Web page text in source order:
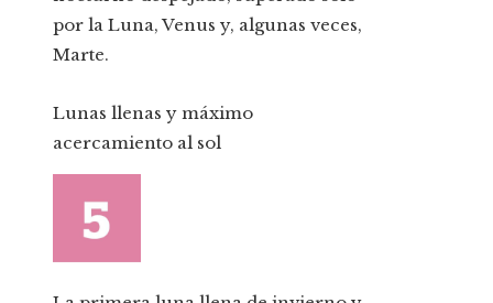
por la Luna, Venus y, algunas veces,
Marte.
Lunas llenas y máximo
acercamiento al sol